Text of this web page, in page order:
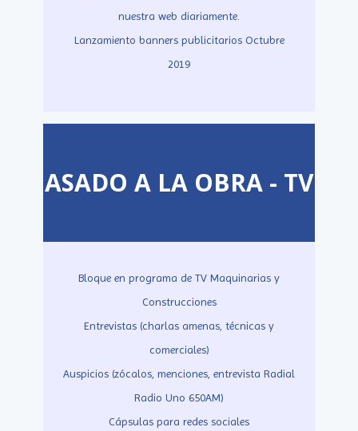
nuestra web diariamente.
Lanzamiento banners publicitarios Octubre
2019
ASADO A LA OBRA - TV
Bloque en programa de TV Maquinarias y
Construcciones
Entrevistas (charlas amenas, técnicas y
comerciales)
Auspicios (zócalos, menciones, entrevista Radial
Radio Uno 650AM)
Cápsulas para redes sociales